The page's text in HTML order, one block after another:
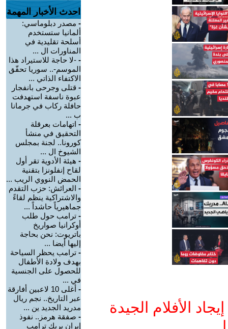
الأفلام الجيدة
احدث الأخبار المهمة
- مصدر دبلوماسي:
ألمانيا ستستخدم
أسلحة تقليدية في
المناورات ال ...
- -لا حاجة للاستيراد هذا
الموسم-.. سوريا تحقّق
الاكتفاء الذاتي ...
- قتلى وجرحى بانفجار
عبوة ناسفة استهدفت
حافلة ركاب في جرمانا
ب ...
- اتهامات بعرقلة
التحقيق في منشأ
كورونا.. لجنة بمجلس
الشيوخ ال ...
- هيئة الأدوية تقر أول
لقاح إنفلونزا بتقنية
الحمض النووي الريب ...
- العرائش: حزب التقدم
والاشتراكية ينظم لقاءً
جماهيرياً حاشداً ...
- ترامب حول طلب
أوكرانيا صواريخ
باتريوت: نحن بحاجة
إليها أيضا ...
- ترامب يحظر السياحة
بهدف ولادة الأطفال
للحصول على الجنسية
في ...
-
أغلى 10 لاعبين أفارقة
عبر التاريخ.. نجم ريال
مدريد الجديد ين ...
- صفقة هرمز.. نفوذ
إيران يربك ترامب